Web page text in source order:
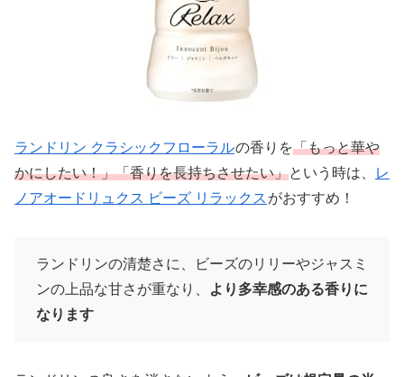
ランドリン クラシックフローラルの香りを「もっと華や
かにしたい！」「香りを長持ちさせたい」という時は、
レ
ノアオードリュクス ビーズ リラックス がおすすめ！
ランドリンの清楚さに、ビーズのリリーやジャスミ
ンの上品な甘さが重なり、
より多幸感のある香りに
なります